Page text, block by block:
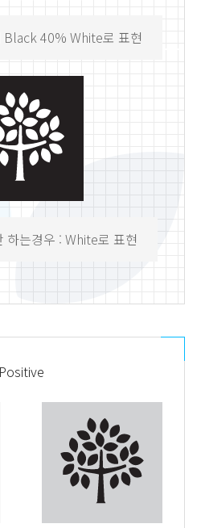
40% White로 표현
하는경우 : White로 표현
Positive